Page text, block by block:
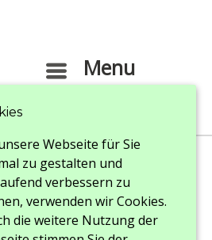
MenuMenu
Webseite für Sie
zu gestalten und
verbessern zu
verwenden wir Cookies.
die weitere Nutzung der